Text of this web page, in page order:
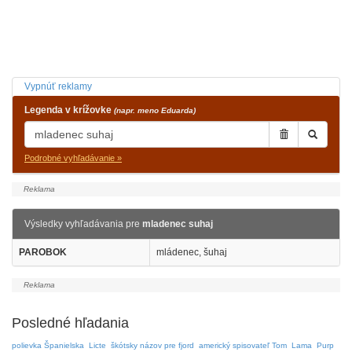
Vypnúť reklamy
Legenda v krížovke (napr. meno Eduarda)
Podrobné vyhľadávanie »
Výsledky vyhľadávania pre mladenec suhaj
PAROBOK mládenec, šuhaj
Posledné hľadania
polievka Španielska Licte škótsky názov pre fjord americký spisovateľ Tom Lama Purp